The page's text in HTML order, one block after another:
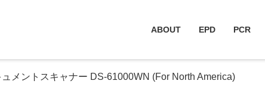
ABOUT EPD PCR
メントスキャナー DS-61000WN (For North America)